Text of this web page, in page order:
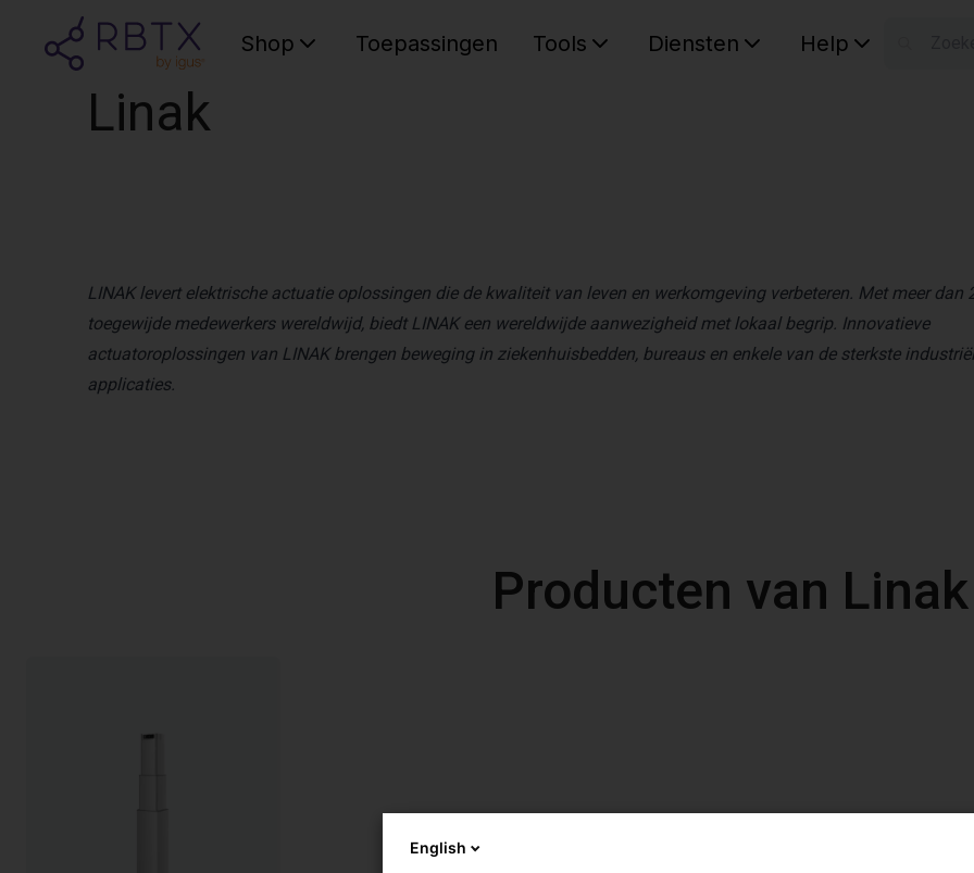
Shop Toepassingen Tools Diensten Help
Linak
LINAK levert elektrische actuatie oplossingen die de kwaliteit van leven en werkomgeving verbeteren. Met meer dan
toegewijde medewerkers wereldwijd, biedt LINAK een wereldwijde aanwezigheid met lokaal begrip. Innovatieve
actuatoroplossingen van LINAK brengen beweging in ziekenhuisbedden, bureaus en enkele van de sterkste
applicaties.
Producten van Linak
English